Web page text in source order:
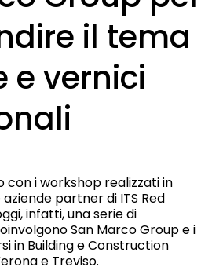
il tema
e vernici
i workshop realizzati in
partner di ITS Red
infatti, una serie di
San Marco Group e i
in Building e Construction
e Treviso.